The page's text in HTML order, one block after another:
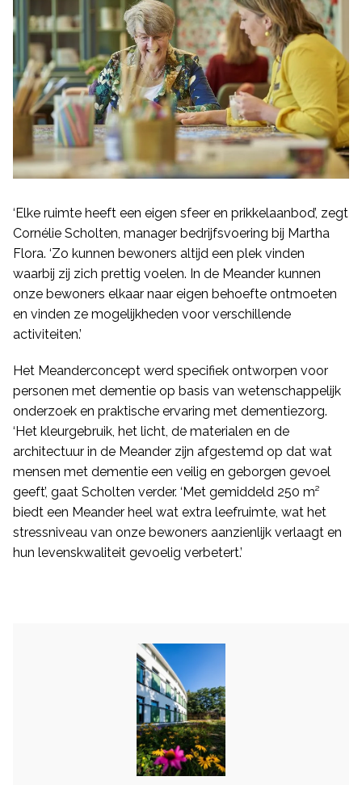
‘Elke ruimte heeft een eigen sfeer en prikkelaanbod’, zegt
Cornélie Scholten, manager bedrijfsvoering bij Martha
Flora. ‘Zo kunnen bewoners altijd een plek vinden
waarbij zij zich prettig voelen. In de Meander kunnen
onze bewoners elkaar naar eigen behoefte ontmoeten
en vinden ze mogelijkheden voor verschillende
activiteiten.’
Het Meanderconcept werd specifiek ontworpen voor
personen met dementie op basis van wetenschappelijk
onderzoek en praktische ervaring met dementiezorg.
‘Het kleurgebruik, het licht, de materialen en de
architectuur in de Meander zijn afgestemd op dat wat
mensen met dementie een veilig en geborgen gevoel
geeft’, gaat Scholten verder. ‘Met gemiddeld 250 m²
biedt een Meander heel wat extra leefruimte, wat het
stressniveau van onze bewoners aanzienlijk verlaagt en
hun levenskwaliteit gevoelig verbetert.’